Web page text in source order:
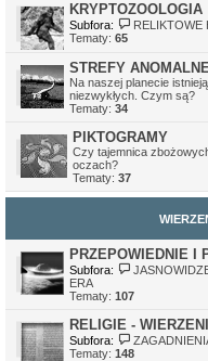
KRYPTOZOOLOGIA
Subfora: RELIKTOWE
Tematy: 65
STREFY
Na naszej planecie
niezwykłych. Czym są?
Tematy: 34
PIKTOGRAMY
Czy tajemnica
oczach?
Tematy: 37
PRZEPOWIEDNIE I
Subfora:
ERA
Tematy: 107
RELIGIE -
Subfora:
Tematy: 148